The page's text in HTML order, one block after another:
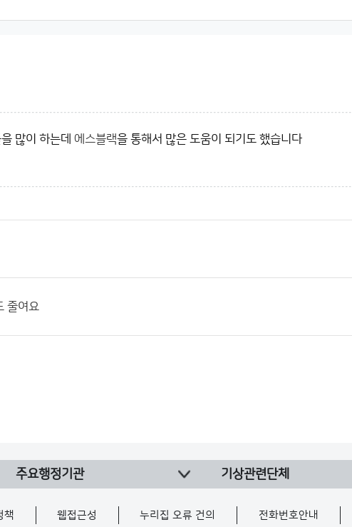
많이 하는데 에스블랙을 통해서 많은 도움이 되기도 했습니다
줄여요
주요행정기관 기상관련단체
책 웹접근성 누리집 오류 건의 전화번호안내